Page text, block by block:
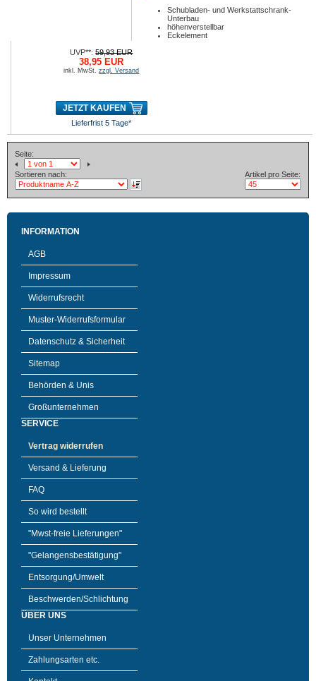
Schubladen- und Werkstattschrank-
Unterbau
höhenverstellbar
Eckelement
UVP**:59,93 EUR
38,95 EUR
inkl. MwSt.zzgl. Versand
JETZT KAUFEN
Lieferfrist 5 Tage*
Seite:
Sortieren nach: Artikel pro Seite:
INFORMATION
AGB
Impressum
Widerrufsrecht
Muster-Widerrufsformular
Datenschutz & Sicherheit
Sitemap
Behörden & Unis
Großunternehmen
SERVICE
Vertrag widerrufen
Versand & Lieferung
FAQ
So wird bestellt
"Mwst-freie Lieferungen"
"Gelangensbestätigung"
Entsorgung/Umwelt
Beschwerden/Schlichtung
ÜBER UNS
Unser Unternehmen
Zahlungsarten etc.